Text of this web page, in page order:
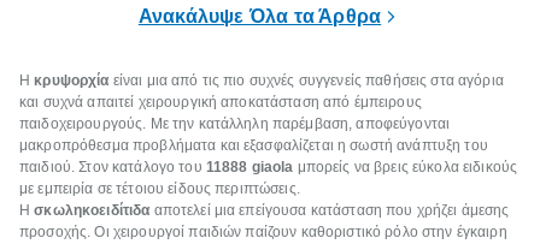
Ανακάλυψε Όλα τα Άρθρα
Η κρυψορχία είναι μια από τις πιο συχνές συγγενείς παθήσεις στα αγόρια
και συχνά απαιτεί χειρουργική αποκατάσταση από έμπειρους
παιδοχειρουργούς. Με την κατάλληλη παρέμβαση, αποφεύγονται
μακροπρόθεσμα προβλήματα και εξασφαλίζεται η σωστή ανάπτυξη του
παιδιού. Στον κατάλογο του 11888 giaola μπορείς να βρεις εύκολα ειδικούς
με εμπειρία σε τέτοιου είδους περιπτώσεις.
Ησκωληκοειδίτιδα αποτελεί μια επείγουσα κατάσταση που χρήζει άμεσης
προσοχής. Οι χειρουργοί παιδιών παίζουν καθοριστικό ρόλο στην έγκαιρη